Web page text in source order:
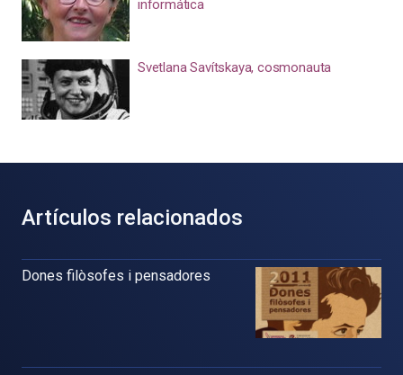
informática
Svetlana Savítskaya, cosmonauta
Artículos relacionados
Dones filòsofes i pensadores